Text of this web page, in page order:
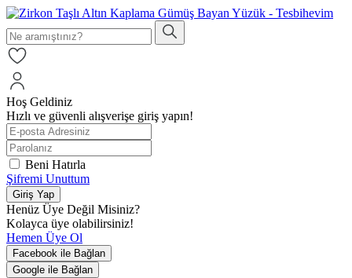
Hoş Geldiniz
Hızlı ve güvenli alışverişe giriş yapın!
Beni Hatırla
Şifremi Unuttum
Giriş Yap
Henüz Üye Değil Misiniz?
Kolayca üye olabilirsiniz!
Hemen Üye Ol
Facebook ile Bağlan
Google ile Bağlan